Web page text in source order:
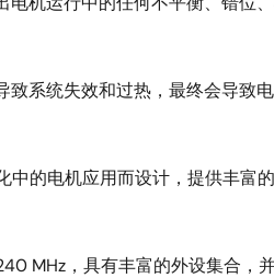
系统失效和过热，最终会导致
的电机应用而设计，提供丰
MHz，具有丰富的外设集合，